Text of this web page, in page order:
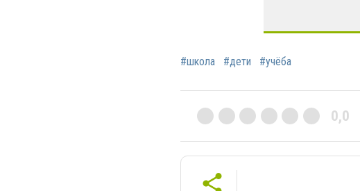
#школа #дети #учёба
0,0